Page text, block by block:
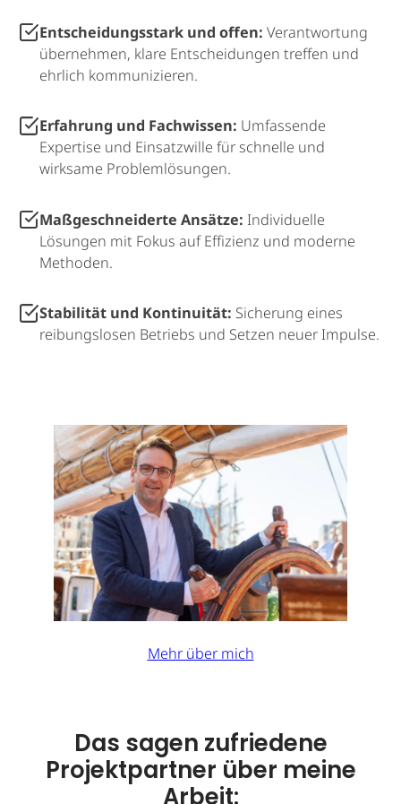
Mehr über mich
Entscheidungsstark und offen: Verantwortung
übernehmen, klare Entscheidungen treffen und
ehrlich kommunizieren.
Erfahrung und Fachwissen: Umfassende
Expertise und Einsatzwille für schnelle und
wirksame Problemlösungen.
Maßgeschneiderte Ansätze: Individuelle
Lösungen mit Fokus auf Effizienz und moderne
Methoden.
Stabilität und Kontinuität: Sicherung eines
reibungslosen Betriebs und Setzen neuer Impulse.
Das sagen zufriedene
Projektpartner über meine
Arbeit: